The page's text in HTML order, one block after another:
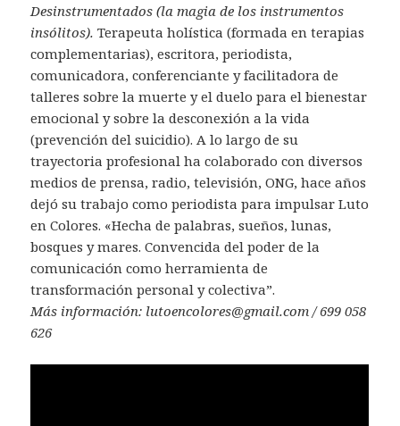
Desinstrumentados (la magia de los instrumentos
insólitos). Terapeuta holística (formada en terapias
complementarias), escritora, periodista,
comunicadora, conferenciante y facilitadora de
talleres sobre la muerte y el duelo para el bienestar
emocional y sobre la desconexión a la vida
(prevención del suicidio). A lo largo de su
trayectoria profesional ha colaborado con diversos
medios de prensa, radio, televisión, ONG, hace años
dejó su trabajo como periodista para impulsar Luto
en Colores. «Hecha de palabras, sueños, lunas,
bosques y mares. Convencida del poder de la
comunicación como herramienta de
transformación personal y colectiva”.
Más información: lutoencolores@gmail.com / 699 058
626